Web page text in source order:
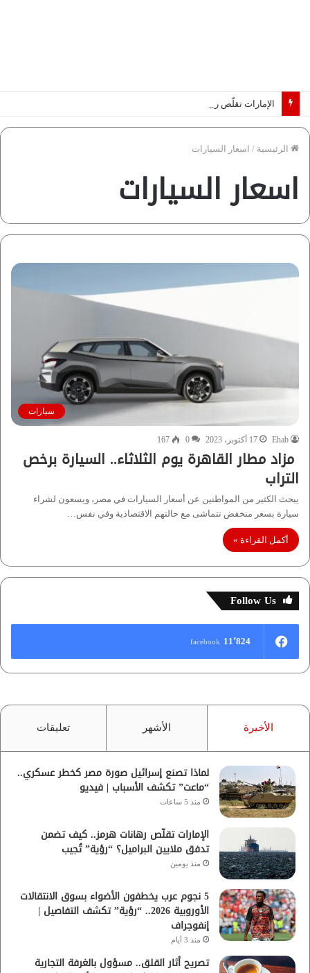
الرئيسية / اسعار السيارات
اسعار السيارات
سيارات
Ehab 17 أكتوبر، 2023 0
167
مزاد مطار القاهرة يوم الثلاثاء.. السيارة برخص
التراب
يبحث الكثير من المواطنين عن أسعار السيارات في مصر، ويسعون لشراء
سيارة بسعر منخفض تتماشى مع حالتهم الاقتصادية وفي نفس…
أكمل القراءة »
Follow Us
11٬824 facebook
الأخيرة الأشهر تعليقات
لماذا تصنع إسرائيل صورة مصر كخطر عسكري..
“ماعت” تكشف الأسباب | فيديو
منذ 5 ساعات
الإمارات تقلّص رهانات هرمز.. كيف تضمن
تدفق ملايين البراميل؟ “رؤية” تُجيب
منذ يومين
5 نجوم عرب يخطفون الأضواء بسوق الانتقالات
الأوروبية 2026.. “رؤية” تكشف التفاصيل |
إنفوجراف
منذ 3 أيام
تصريح أثار القلق.. مسؤول بالغرفة التجارية